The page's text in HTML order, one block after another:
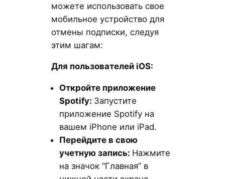
можете использовать свое
мобильное устройство для
отмены подписки, следуя
этим шагам:
Для пользователей iOS:
Откройте приложение
Spotify: Запустите
приложение Spotify на
вашем iPhone или iPad.
Перейдите в свою
учетную запись: Нажмите
на значок “Главная” в